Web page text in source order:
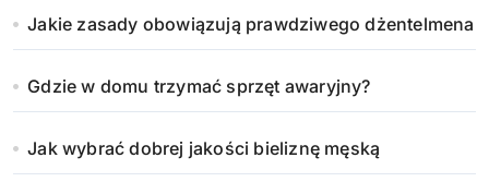
Jakie zasady obowiązują prawdziwego dżentelmena
Gdzie w domu trzymać sprzęt awaryjny?
Jak wybrać dobrej jakości bieliznę męską